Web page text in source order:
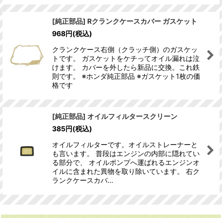
[純正部品] Rクランクケースカバー ガスケット
968円(税込)
クランクケース右側（クラッチ側）のガスケッ
トです。 ガスケットをケチってオイル漏れは泣
けます。 カバーを外したら新品に交換。これ鉄
則です。 ※ホンダ純正部品 ※ガスケット1枚の価
格です
[純正部品] オイルフィルタースクリーン
385円(税込)
オイルフィルターです。オイルストレーナーと
も言います。 普段はエンジンの内部に隠れてい
る部分で、 オイルポンプへ運ばれるエンジンオ
イルに含まれた異物を取り除いています。 右ク
ランクケースカバ…